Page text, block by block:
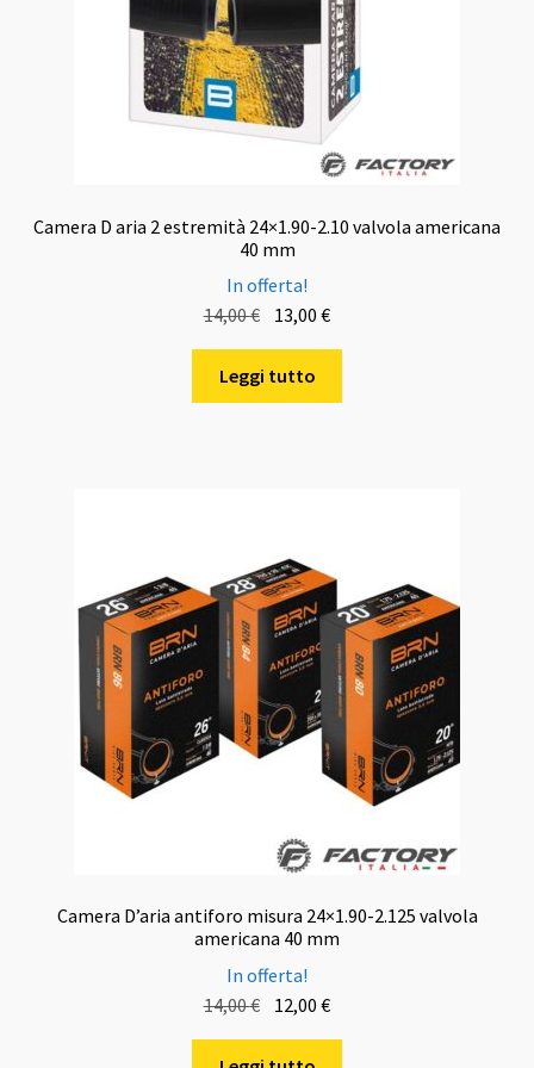
Camera D aria 2 estremità 24×1.90-2.10 valvola americana
40 mm
In offerta!
14,00€
prezzo
originale
era:
13,00€Il
prezzo
è:
Leggi tutto
Camera D’aria antiforo misura 24×1.90-2.125 valvola
americana 40 mm
In offerta!
14,00€
prezzo
12,00€Il
prezzo